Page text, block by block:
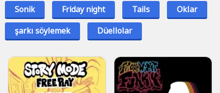
Sonik Friday night Tails
Oklar
şarkı söylemek
Düellolar